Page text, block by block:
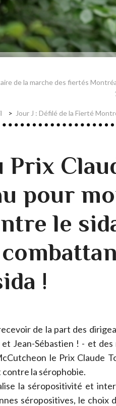
de la marche des fiertés
Jour J : Défilé de la Fierté
Prix
pour
le
!
de la part des
Jean-Sébastien ! - et des
le Prix Claude
la sérophobie.
la séropositivité et
séropositives, le choix